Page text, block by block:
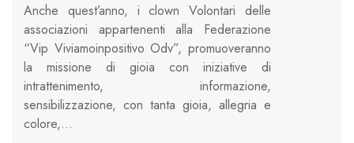
Anche quest’anno, i clown Volontari delle
associazioni appartenenti alla Federazione
“Vip Viviamoinpositivo Odv”, promuoveranno
la missione di gioia con iniziative di
intrattenimento, informazione,
sensibilizzazione, con tanta gioia, allegria e
colore,…